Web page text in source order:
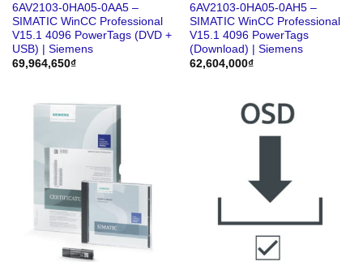
6AV2103-0HA05-0AA5 –
SIMATIC WinCC Professional
V15.1 4096 PowerTags (DVD +
USB) | Siemens
69,964,650₫
6AV2103-0HA05-0AH5 –
SIMATIC WinCC Professional
V15.1 4096 PowerTags
(Download) | Siemens
62,604,000₫